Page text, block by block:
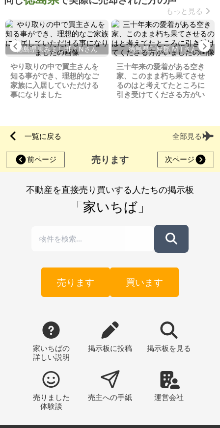
もっと見る
Previous
徳島県東みよし町 T.Nさん
やり取りの中で買主さんを
知る事ができ、理想的なご
家族に入居していただける
事になりました
徳島県三好郡 M.Tさん
三十年来の愛着がある空き
家、このまま朽ち果てさせ
るのはと考えてたところに
引き受けてくださる方がい
一覧に戻る 全部見る
前ページ 売ります 次ページ
不動産を直接売り買いする人たちの掲示板
「家いちば」
売ります 買います
家いちばの
詳しい説明
掲示板に投稿 掲示板 を見る
売りました
体験談
売主への手紙 運営会社